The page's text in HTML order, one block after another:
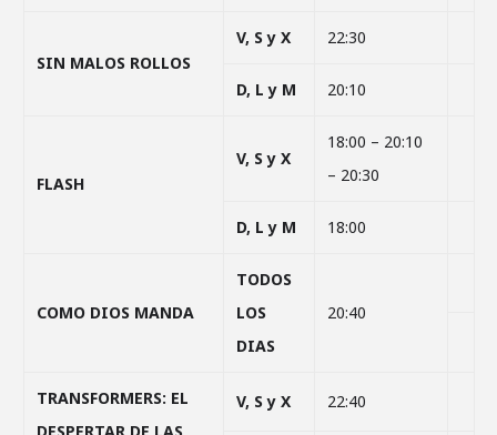
SIN MALOS ROLLOS
V, S y X 22:30
D, L y M 20:10
FLASH
V, S y X
18:00 – 20:10
– 20:30
D, L y M 18:00
COMO DIOS MANDA
TODOS
LOS
DIAS
20:40
TRANSFORMERS: EL
V, S y X 22:40